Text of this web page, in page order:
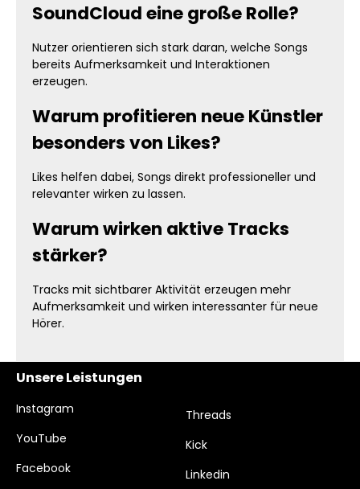
SoundCloud eine große Rolle?
Nutzer orientieren sich stark daran, welche Songs
bereits Aufmerksamkeit und Interaktionen
erzeugen.
Warum profitieren neue Künstler
besonders von Likes?
Likes helfen dabei, Songs direkt professioneller und
relevanter wirken zu lassen.
Warum wirken aktive Tracks
stärker?
Tracks mit sichtbarer Aktivität erzeugen mehr
Aufmerksamkeit und wirken interessanter für neue
Hörer.
Unsere Leistungen
Instagram
YouTube
Facebook
Threads
Kick
Linkedin